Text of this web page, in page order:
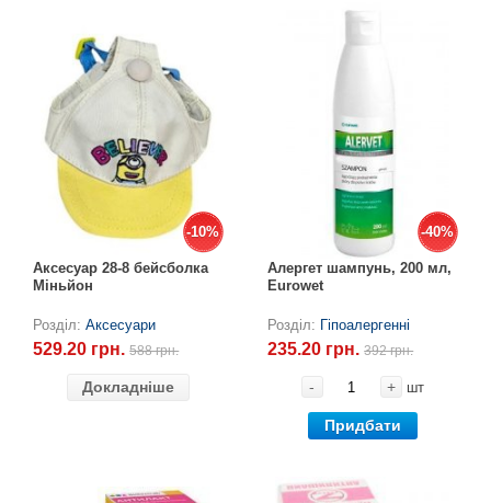
-10%
-10%
Аксесуар 28-8 бейсболка
Міньйон
Розділ:Аксесуари
529.20 грн.588 грн.
Докладніше
-40%
-40%
Алергет шампунь, 200 мл,
Eurowet
Розділ: Гіпоалергенні
235.20 грн.392 грн.
- + шт
Придбати